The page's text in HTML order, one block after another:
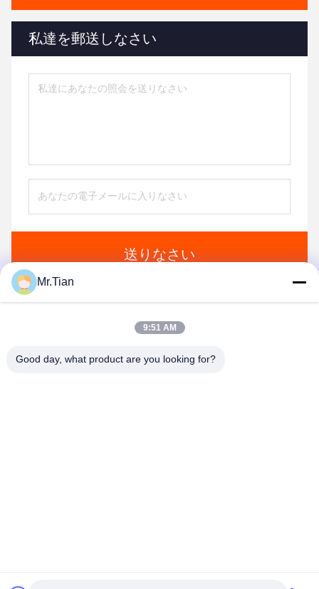
私達を郵送しなさい
送りなさい
(GuangDong)Foshan Winsco Metal Products
2026 (GuangDong)Foshan Winsco Metal Products Co., Ltd.
Mr.Tian
9:51 AM
Good day, what product are you looking for?